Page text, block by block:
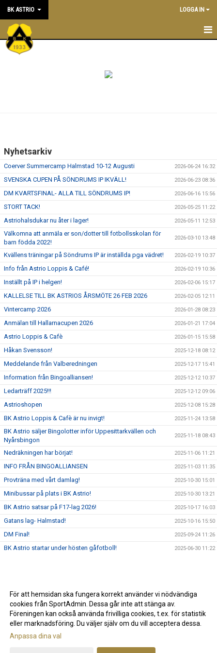
BK ASTRIO LOGGA IN
HEM
MATCHER
STÖTTA BK ASTRIO
SÖNDRUMS IP
TRYGG I ASTRIO
BK ASTRIO LOPPIS & CAFÉ
ASTRIOSHOPEN
Nyhetsarkiv
Coerver Summercamp Halmstad 10-12 Augusti 2026-06-24 16:32
SVENSKA CUPEN PÅ SÖNDRUMS IP IKVÄLL! 2026-06-23 08:36
DM KVARTSFINAL- ALLA TILL SÖNDRUMS IP! 2026-06-16 15:56
STORT TACK! 2026-05-25 11:22
Astriohalsdukar nu åter i lager! 2026-05-11 12:53
Välkomna att anmäla er son/dotter till fotbollsskolan för
barn födda 2022!
2026-03-10 13:48
Kvällens träningar på Söndrums IP är inställda pga vädret! 2026-02-19 10:37
Info från Astrio Loppis & Café! 2026-02-19 10:36
Inställt på IP i helgen! 2026-02-06 15:17
KALLELSE TILL BK ASTRIOS ÅRSMÖTE 26 FEB 2026 2026-02-05 12:11
Vintercamp 2026 2026-01-28 08:23
Anmälan till Hallarnacupen 2026 2026-01-21 17:04
Astrio Loppis & Cafè 2026-01-15 15:58
Håkan Svensson! 2025-12-18 08:12
Meddelande från Valberedningen 2025-12-17 15:41
Information från Bingoalliansen! 2025-12-12 10:37
Ledarträff 2025!!! 2025-12-12 09:06
Astrioshopen 2025-12-08 15:28
BK Astrio Loppis & Cafè är nu invigt! 2025-11-24 13:58
BK Astrio säljer Bingolotter inför Uppesittarkvällen och
Nyårsbingon
2025-11-18 08:43
Nedräkningen har börjat! 2025-11-06 11:21
INFO FRÅN BINGOALLIANSEN 2025-11-03 11:35
Provträna med vårt damlag! 2025-10-30 15:01
Minibussar på plats i BK Astrio! 2025-10-30 13:21
BK Astrio satsar på F17-lag 2026! 2025-10-17 16:03
Gatans lag- Halmstad! 2025-10-16 15:50
DM Final! 2025-09-24 11:26
BK Astrio startar under hösten gåfotboll! 2025-06-30 11:22
Gå till Webbversion
För att hemsidan ska fungera korrekt använder vi nödvändiga
cookies från SportAdmin. Dessa går inte att stänga av.
Föreningen kan också använda frivilliga cookies, t.ex. för statistik
eller marknadsföring. Du väljer själv om du vill acceptera dessa.
Anpassa dina val